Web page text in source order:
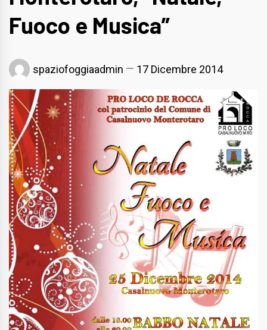
Fuoco e Musica”
spaziofoggiaadmin 17 Dicembre 2014